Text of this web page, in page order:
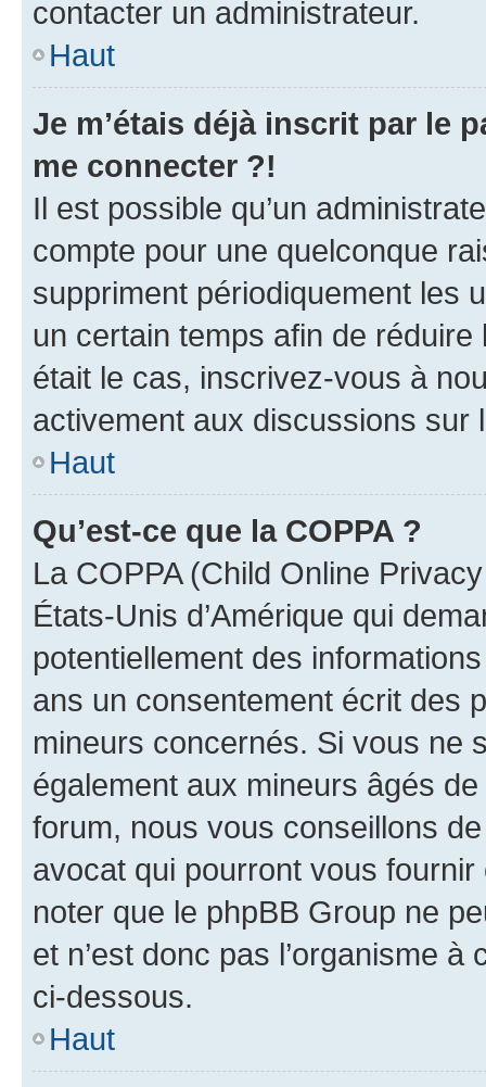
contacter un administrateur.
Haut
Je m’étais déjà inscrit par le
me connecter ?!
Il est possible qu’un
compte pour une quelconque
suppriment périodiquement les
un certain temps afin de
était le cas, inscrivez-vous à
activement aux discussions sur
Haut
Qu’est-ce que la COPPA ?
La COPPA (Child Online
États-Unis d’Amérique qui
potentiellement des
ans un consentement écrit des
mineurs concernés. Si vous ne
également aux mineurs âgés
forum, nous vous conseillons
avocat qui pourront vous
noter que le phpBB Group ne
et n’est donc pas l’organisme
ci-dessous.
Haut